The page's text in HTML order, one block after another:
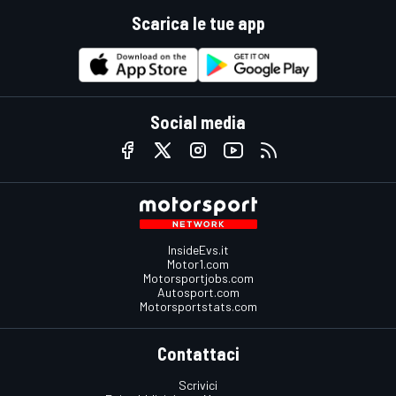
Scarica le tue app
Social media
InsideEvs.it
Motor1.com
Motorsportjobs.com
Autosport.com
Motorsportstats.com
Contattaci
Scrivici